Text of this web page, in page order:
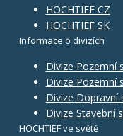
HOCHTIEF CZ
HOCHTIEF SK
Informace o divizích
Divize Pozemní
Divize Pozemní
Divize Dopravní
Divize Stavební
HOCHTIEF ve světě